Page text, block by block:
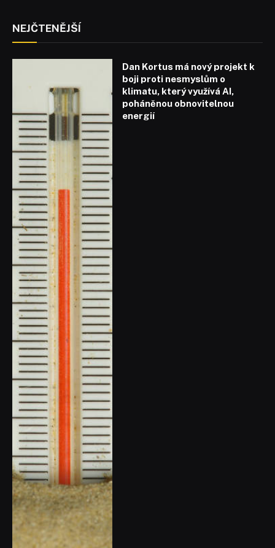
NEJČTENĚJŠÍ
Dan Kortus má nový projekt k
boji proti nesmyslům o
klimatu, který využívá AI,
poháněnou obnovitelnou
energií